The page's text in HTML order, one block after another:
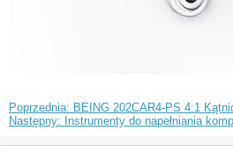
Poprzednia: BEING 202CAR4-PS 4:1
Następny: Instrumenty do napełniania